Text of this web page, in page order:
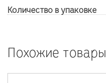
Количество в упаковке
Похожие товары